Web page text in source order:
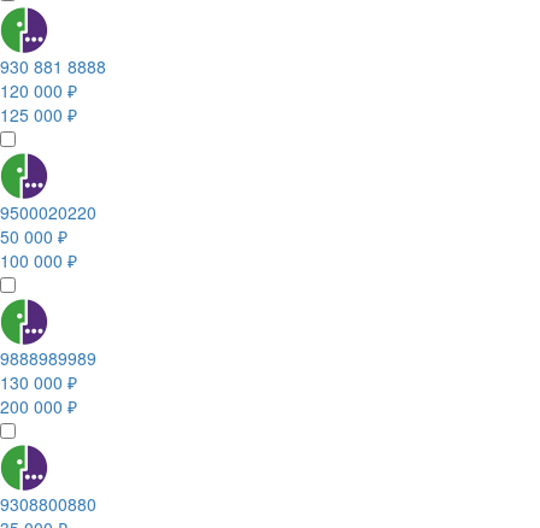
930 881 8888
120 000 ₽
125 000 ₽
9500020220
50 000 ₽
100 000 ₽
9888989989
130 000 ₽
200 000 ₽
9308800880